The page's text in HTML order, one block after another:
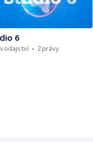
6
Zprávy